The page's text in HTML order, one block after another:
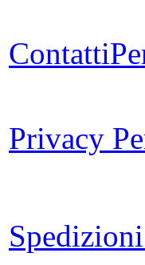
Contatti
Privacy
Spedizioni